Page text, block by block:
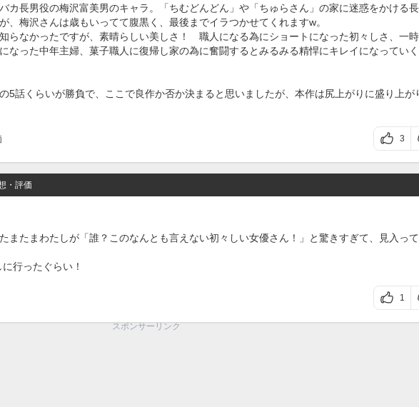
カ長男役の梅沢富美男のキャラ。「ちむどんどん」や「ちゅらさん」の家に迷惑をかける
、梅沢さんは歳もいってて腹黒く、最後までイラつかせてくれますw。
らなかったですが、素晴らしい美しさ！ 職人になる為にショートになった初々しさ、一
なった中年主婦、菓子職人に復帰し家の為に奮闘するとみるみる精悍にキレイになってい
5話くらいが勝負で、ここで良作か否か決まると思いましたが、本作は尻上がりに盛り上が
3
・評価
またまわたしが「誰？このなんとも言えない初々しい女優さん！」と驚きすぎて、見入って
行ったぐらい！
1
スポンサーリンク